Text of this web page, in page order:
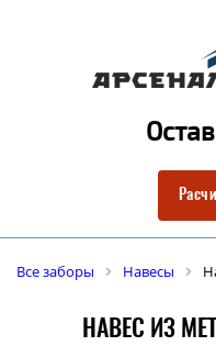
Все заборы Навесы
НАВЕС ИЗ